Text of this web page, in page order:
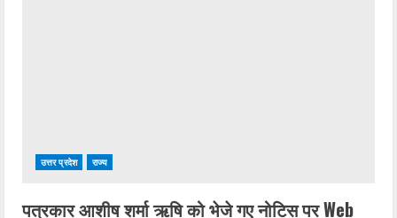
उत्तर प्रदेश राज्य
पत्रकार आशीष शर्मा ऋषि को भेजे गए नोटिस पर Web